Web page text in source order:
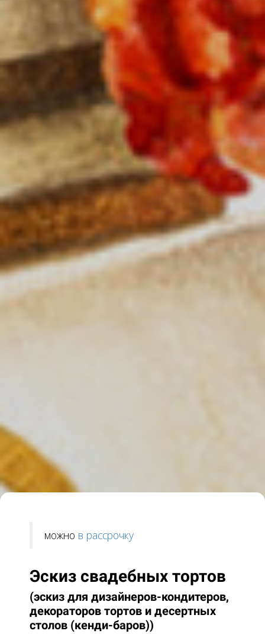
можно в рассрочку
Эскиз свадебных тортов
(эскиз для дизайнеров-кондитеров,
декораторов тортов и десертных
столов (кенди-баров))